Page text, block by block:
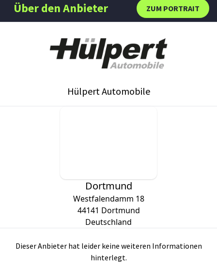
ZUM PORTRAIT
Über den Anbieter
Hülpert Automobile
Dortmund
Westfalendamm 18
44141 Dortmund
Deutschland
Dieser Anbieter hat leider keine weiteren Informationen
hinterlegt.